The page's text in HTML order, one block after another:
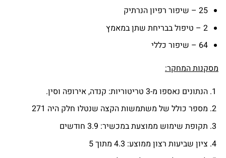
25 – שיפור רפיון הנרתיק
2 – טיפול בבריחת שתן במאמץ
64 – שיפור כללי
מסקנות המחקר:
הנתונים נאספו מ-3 טריטוריות: קנדה, אירופה וסין.
מספר כולל של משתמשות הקצה שנטלו חלק היה 271
תקופת שימוש ממוצעת במכשיר: 3.9 חודשים
ציון שביעות רצון ממוצע: 4.3 מתוך 5